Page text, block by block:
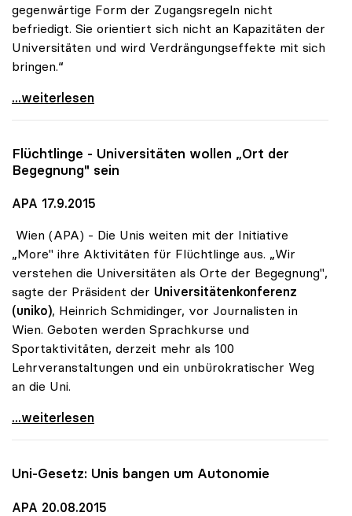
gegenwärtige Form der Zugangsregeln nicht
befriedigt. Sie orientiert sich nicht an Kapazitäten der
Universitäten und wird Verdrängungseffekte mit sich
bringen.“
Schmidinger zu Uni-Zugang: Kernfrage trotz
...weiterlesen
Flüchtlinge - Universitäten wollen „Ort der
Begegnung" sein
APA 17.9.2015
Wien (APA) - Die Unis weiten mit der Initiative
„More" ihre Aktivitäten für Flüchtlinge aus. „Wir
verstehen die Universitäten als Orte der Begegnung",
sagte der Präsident der Universitätenkonferenz
(uniko), Heinrich Schmidinger, vor Journalisten in
Wien. Geboten werden Sprachkurse und
Sportaktivitäten, derzeit mehr als 100
Lehrveranstaltungen und ein unbürokratischer Weg
an die Uni.
Flüchtlinge - Universitäten wollen „Ort der
...weiterlesen
Uni-Gesetz: Unis bangen um Autonomie
APA 20.08.2015